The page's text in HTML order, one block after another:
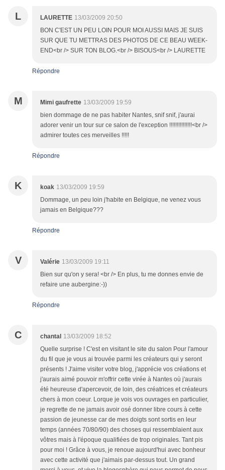
L LAURETTE 13/03/2009 20:50
BON C'EST UN PEU LOIN POUR MOI AUSSI MAIS JE SUIS
SUR QUE TU METTRAS DES PHOTOS DE CE BEAU WEEK-
END<br /> SUR TON BLOG.<br /> BISOUS<br /> LAURETTE
Répondre
M Mimi gaufrette 13/03/2009 19:59
bien dommage de ne pas habiter Nantes, snif snif, j'aurai
adorer venir un tour sur ce salon de l'exception !!!!!!!!!!!!!!!<br />
admirer toutes ces merveilles !!!!!
Répondre
K koak 13/03/2009 19:59
Dommage, un peu loin j'habite en Belgique, ne venez vous
jamais en Belgique???
Répondre
V Valérie 13/03/2009 19:11
Bien sur qu'on y sera! <br /> En plus, tu me donnes envie de
refaire une aubergine:-))
Répondre
C chantal 13/03/2009 18:52
Quelle surprise ! C'est en visitant le site du salon Pour l'amour
du fil que je vous ai trouvée parmi les créateurs qui y seront
présents ! J'aime visiter votre blog, j'apprécie vos créations et
j'aurais aimé pouvoir m'offrir cette virée à Nantes où j'aurais
été heureuse d'apercevoir, de loin, des créatrices et créateurs
chers à mon coeur. Lorque je vois vos ouvrages en particulier,
je regrette de ne jamais avoir osé donner libre cours à cette
passion de jeunesse car de mes doigts sont sortis en leur
temps (années 70/80/90) des choses qui ressemblaient aux
vôtres mais à l'époque qualifiées de trop originales. Tant pis
pour moi ! Grâce à vous, je renoue aujourd'hui avec bonheur
avec cette activité que j'aimais par-dessus tout. Un grand